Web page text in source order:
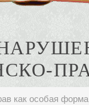
как особая форма